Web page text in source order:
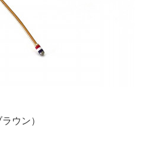
ウン）